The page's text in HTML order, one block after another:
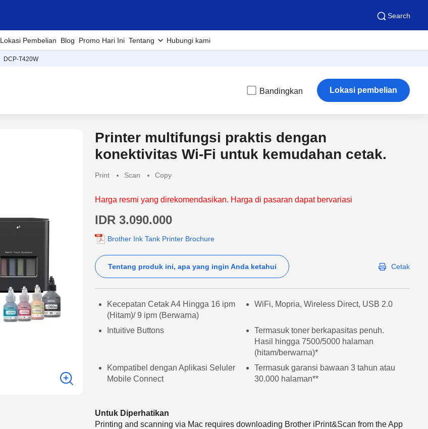
Search
Lokasi Pembelian Blog Promo Hari Ini Tentang Hubungi kami
DCP-T420W
Bandingkan Lokasi pembelian
Printer multifungsi praktis dengan
konektivitas Wi-Fi untuk kemudahan cetak.
Print Scan Copy
Harga resmi yang direkomendasikan. Harga di pasaran dapat bervariasi
IDR 3.090.000
Brother Ink Tank Printer Brochure
Tentang produk ini, apa yang ingin Anda ketahui Cetak
Kecepatan Cetak A4 Hingga 16 ipm
(Hitam)/ 9 ipm (Berwarna)
WiFi, Mopria, Wireless Direct, USB 2.0
Intuitive Buttons
Termasuk toner berkapasitas penuh.
Hasil hingga 7500/5000 halaman
(hitam/berwarna)*
Kompatibel dengan Aplikasi Seluler
Mobile Connect
Termasuk garansi bawaan 3 tahun atau
30.000 halaman**
Untuk Diperhatikan
Printing and scanning via Mac requires downloading Brother iPrint&Scan from the App